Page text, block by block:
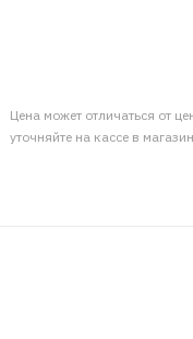
Цена может отличаться от
уточняйте на кассе в